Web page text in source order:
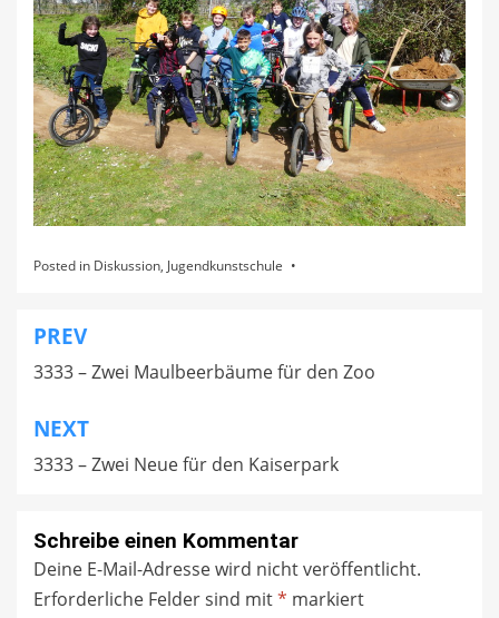
Posted in Diskussion, Jugendkunstschule
Beitragsnavigation
PREV
3333 – Zwei Maulbeerbäume für den Zoo
NEXT
3333 – Zwei Neue für den Kaiserpark
Schreibe einen Kommentar
Deine E-Mail-Adresse wird nicht veröffentlicht.
Erforderliche Felder sind mit* markiert